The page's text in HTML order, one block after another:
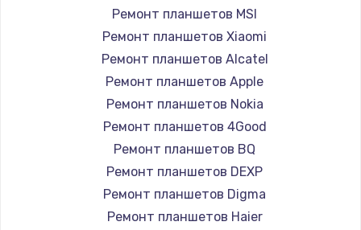
Заказать
Чистка от пыли
990 руб.
Заказать
Замена жесткого диска
875 руб.
Заказать
Ремонт планшетов MSI
Ремонт планшетов Xiaomi
Ремонт планшетов Alcatel
Ремонт планшетов Apple
Ремонт планшетов Nokia
Ремонт планшетов 4Good
Ремонт планшетов BQ
Ремонт планшетов DEXP
Ремонт планшетов Digma
Ремонт планшетов Haier